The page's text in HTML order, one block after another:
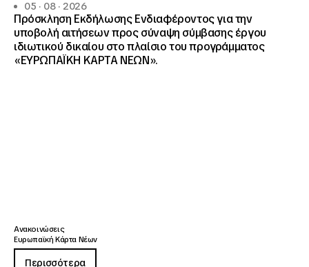
05 · 08 · 2026
Πρόσκληση Εκδήλωσης Ενδιαφέροντος για την
υποβολή αιτήσεων προς σύναψη σύμβασης έργου
ιδιωτικού δικαίου στο πλαίσιο του προγράμματος
«ΕΥΡΩΠΑΪΚΗ ΚΑΡΤΑ ΝΕΩΝ».
Ανακοινώσεις
Ευρωπαϊκή Κάρτα Νέων
Περισσότερα